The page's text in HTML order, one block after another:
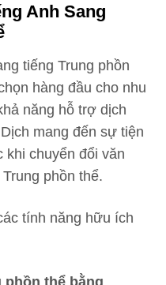
Anh Sang
tiếng Trung phồn
hàng đầu cho nhu
năng hỗ trợ dịch
mang đến sự tiện
khi chuyển đổi văn
phồn thể.
tính năng hữu ích
phồn thể bằng